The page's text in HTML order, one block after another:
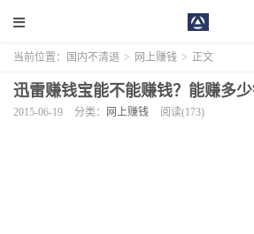
当前位置： 国内不清退 > 网上赚钱 > 正文
迅雷赚钱宝能不能赚钱？能赚多少
2015-06-19 分类： 网上赚钱 阅读(173)